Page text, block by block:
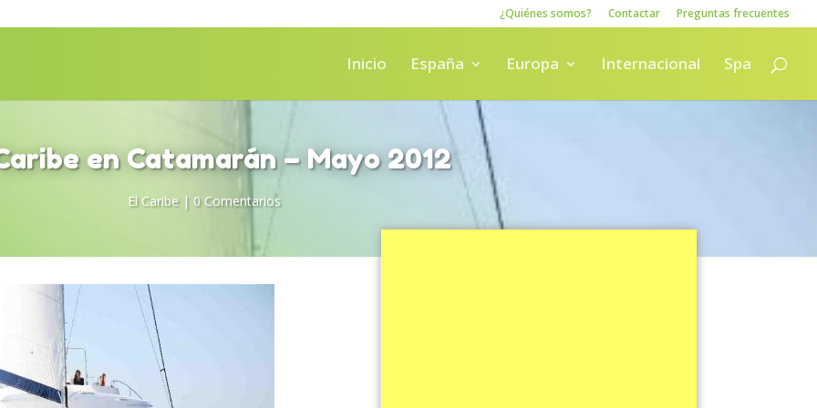
¿Quiénes somos? Contactar Preguntas frecuentes
Inicio España Europa Internacional Spa
en Catamarán – Mayo 2012
El Caribe| 0 Comentarios